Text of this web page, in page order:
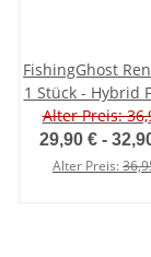
FishingGhost
1 Stück - Hybrid
Lure 10" (ca.
Alter Preis:
29,90 € -
Alter Preis: